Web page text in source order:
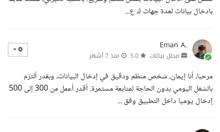
بادخال بيانات لعدة جهات ك ع...
Eman A.
محلل بيانات منذ 7 أشهر
مرحبا، أنا إيمان، شخص منظم ودقيق في إدخال البيانات، وبقدر ألتزم
بالشغل اليومي بدون الحاجة لمتابعة مستمرة. أقدر أعمل من 300 إلى 500
إدخال يوميا داخل التطبيق وفق ...